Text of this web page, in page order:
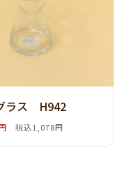
ラス H942
税込1,078円